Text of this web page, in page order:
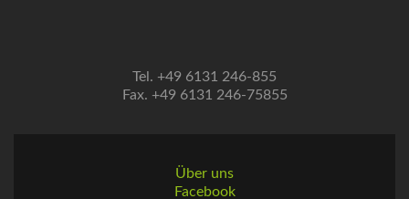
Tel. +49 6131 246-855
Fax. +49 6131 246-75855
Über uns
Facebook